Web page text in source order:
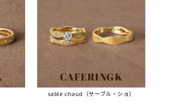
sable chaud（サーブル・ショ）